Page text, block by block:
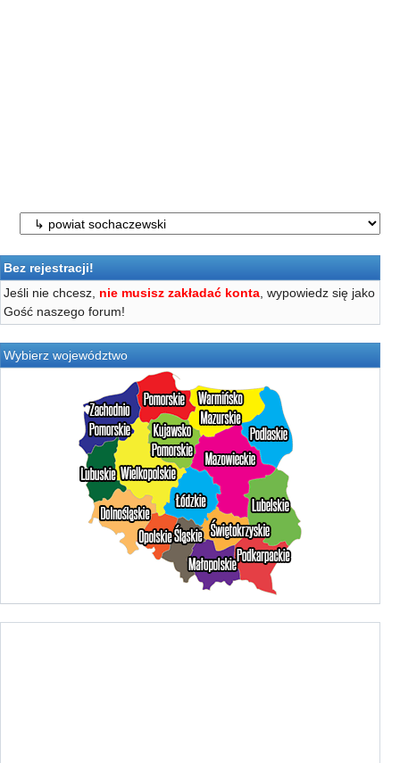
Bez rejestracji!
Jeśli nie chcesz, nie musisz zakładać konta, wypowiedz się jako
Gość naszego forum!
Wybierz województwo